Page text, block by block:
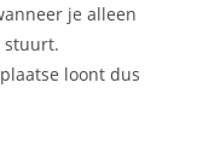
je alleen
stuurt.
loont dus